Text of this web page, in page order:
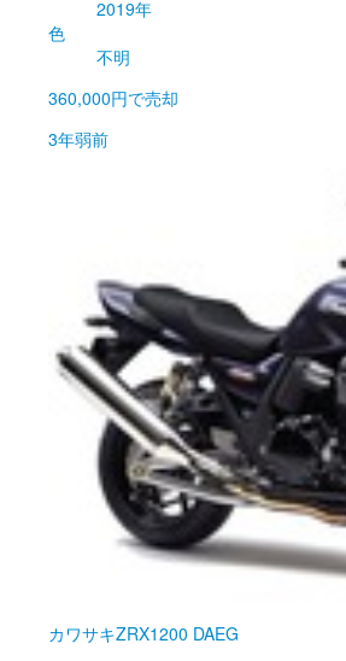
2019年
色
不明
360,000円で売却
3年弱前
カワサキZRX1200 DAEG